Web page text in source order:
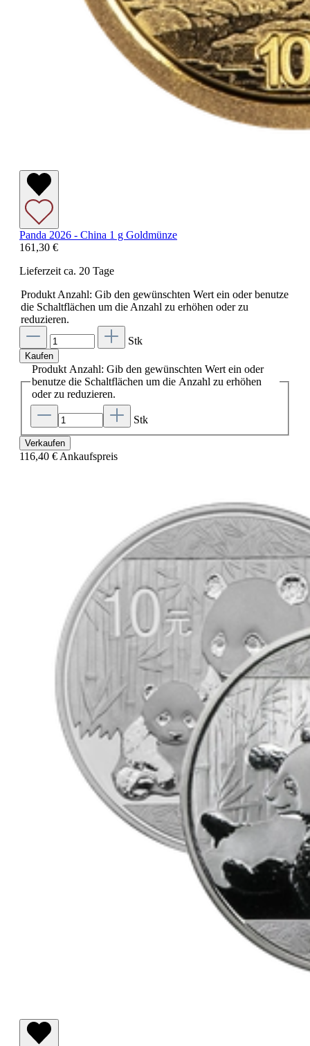
Panda 2026 - China 1 g Goldmünze
161,30 €
Lieferzeit ca. 20 Tage
Produkt Anzahl: Gib den gewünschten Wert ein oder benutze
die Schaltflächen um die Anzahl zu erhöhen oder zu
reduzieren.
Stk
Kaufen
Produkt Anzahl: Gib den gewünschten Wert ein oder
benutze die Schaltflächen um die Anzahl zu erhöhen
oder zu reduzieren.
Stk
Verkaufen
116,40 € Ankaufspreis